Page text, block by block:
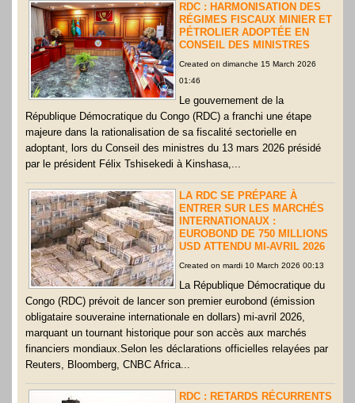
RDC : HARMONISATION DES
RÉGIMES FISCAUX MINIER ET
PÉTROLIER ADOPTÉE EN
CONSEIL DES MINISTRES
Created on dimanche 15 March 2026
01:46
Le gouvernement de la
République Démocratique du Congo (RDC) a franchi une étape
majeure dans la rationalisation de sa fiscalité sectorielle en
adoptant, lors du Conseil des ministres du 13 mars 2026 présidé
par le président Félix Tshisekedi à Kinshasa,...
LA RDC SE PRÉPARE À
ENTRER SUR LES MARCHÉS
INTERNATIONAUX :
EUROBOND DE 750 MILLIONS
USD ATTENDU MI-AVRIL 2026
Created on mardi 10 March 2026 00:13
La République Démocratique du
Congo (RDC) prévoit de lancer son premier eurobond (émission
obligataire souveraine internationale en dollars) mi-avril 2026,
marquant un tournant historique pour son accès aux marchés
financiers mondiaux.Selon les déclarations officielles relayées par
Reuters, Bloomberg, CNBC Africa...
RDC : RETARDS RÉCURRENTS